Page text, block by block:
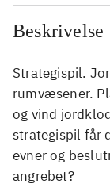
Beskrivelse
Strategispil.
rumvæsener.
og vind
strategispil får
evner og
angrebet?